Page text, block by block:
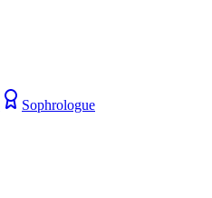
Sophrologue